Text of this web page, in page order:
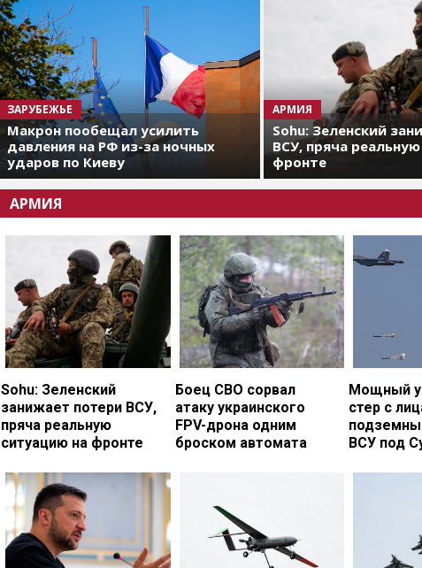
ЗАРУБЕЖЬЕ
Макрон пообещал усилить
давления на РФ из-за ночных
ударов по Киеву
АРМИЯ
Sohu: Зеленский
ВСУ, пряча
фронте
АРМИЯ
Sohu: Зеленский
занижает потери ВСУ,
пряча реальную
ситуацию на фронте
Боец СВО сорвал
атаку украинского
FPV-дрона одним
броском автомата
Мощный
стер с
ВСУ под